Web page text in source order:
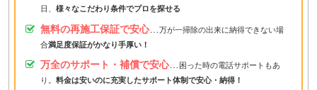
日、 様々なこだわり条件でプロを探せる
無料の再施工保証で安心…
万が一掃除の出来に納得できない場
合満足度保証がかなり手厚い！
万全のサポート・補償で安心…
困った時の電話サポートもあ
り。 料金は安いのに充実したサポート体制で安心・納得！